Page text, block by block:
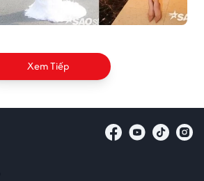
Xem Tiếp